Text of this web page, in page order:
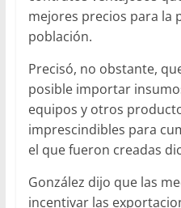
mejores precios para la
población.
Precisó, no obstante,
posible importar
equipos y otros
imprescindibles para
el que fueron creadas
González dijo que las
incentivar las